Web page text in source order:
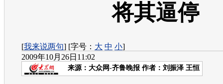
将其逼停
[我来说两句] [字号： 大 中 小]
2009年10月26日11:02
来源： 大众网-齐鲁晚报 作者：刘振泽 王恒